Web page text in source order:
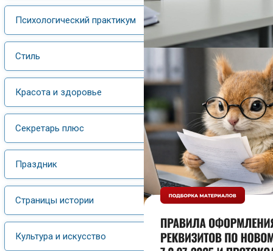
Психологический практикум
Стиль
Красота и здоровье
Секретарь плюс
Праздник
Страницы истории
Культура и искусство